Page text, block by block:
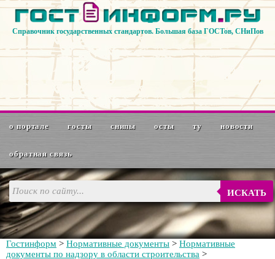
Справочник государственных стандартов. Большая база ГОСТов, СНиПов
о портале госты снипы осты ту новости
обратная связь
ИСКАТЬ
Гостинформ > Нормативные документы > Нормативные
документы по надзору в области строительства >